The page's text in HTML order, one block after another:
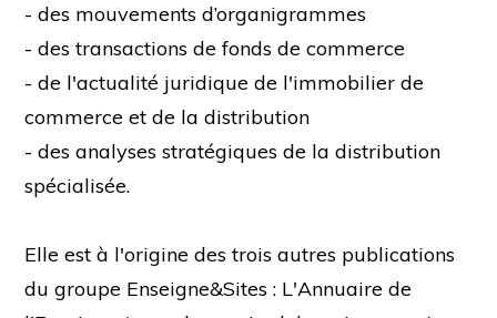
- des mouvements d’organigrammes
- des transactions de fonds de commerce
- de l'actualité juridique de l'immobilier de
commerce et de la distribution
- des analyses stratégiques de la distribution
spécialisée.
Elle est à l'origine des trois autres publications
du groupe Enseigne&Sites : L'Annuaire de